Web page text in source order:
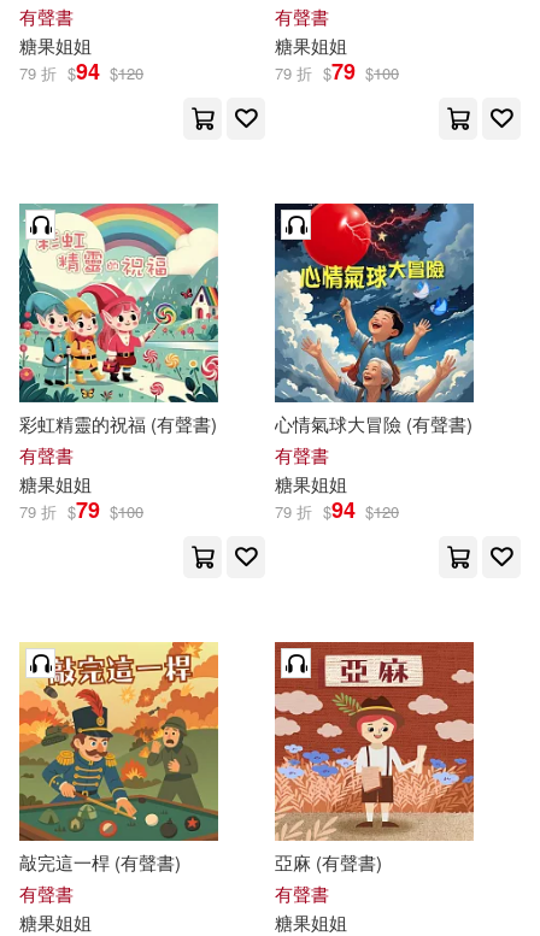
有聲書
糖果姐姐
79 折 $94 $120
有聲書
糖果姐姐
79 折 $79 $100
彩虹精靈的祝福 (有聲書)
有聲書
糖果姐姐
79 折 $79 $100
心情氣球大冒險 (有聲書)
有聲書
糖果姐姐
79 折 $94 $120
敲完這一桿 (有聲書)
有聲書
糖果姐姐
亞麻 (有聲書)
有聲書
糖果姐姐